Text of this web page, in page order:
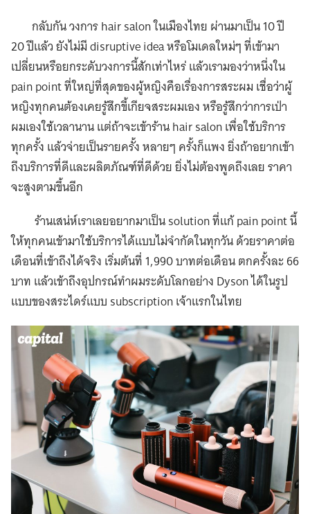
กลับกัน วงการ hair salon ในเมืองไทย ผ่านมาเป็น 10 ปี
20 ปีเเล้ว ยังไม่มี disruptive idea หรือโมเดลใหม่ๆ ที่เข้ามา
เปลี่ยนหรือยกระดับวงการนี้สักเท่าไหร่ แล้วเรามองว่าหนึ่งใน
pain point ที่ใหญ่ที่สุดของผู้หญิงคือเรื่องการสระผม เชื่อว่าผู้
หญิงทุกคนต้องเคยรู้สึกขี้เกียจสระผมเอง หรือรู้สึกว่าการเป่า
ผมเองใช้เวลานาน แต่ถ้าจะเข้าร้าน hair salon เพื่อใช้บริการ
ทุกครั้ง แล้วจ่ายเป็นรายครั้ง หลายๆ ครั้งก็แพง ยิ่งถ้าอยากเข้า
ถึงบริการที่ดีและผลิตภัณฑ์ที่ดีด้วย ยิ่งไม่ต้องพูดถึงเลย ราคา
จะสูงตามขึ้นอีก
ร้านเสน่ห์เราเลยอยากมาเป็น solution ที่แก้ pain point นี้
ให้ทุกคนเข้ามาใช้บริการได้แบบไม่จำกัดในทุกวัน ด้วยราคาต่อ
เดือนที่เข้าถึงได้จริง เริ่มต้นที่ 1,990 บาทต่อเดือน ตกครั้งละ 66
บาท แล้วเข้าถึงอุปกรณ์ทำผมระดับโลกอย่าง Dyson ได้ในรูป
แบบของสระไดร์แบบ subscription เจ้าแรกในไทย